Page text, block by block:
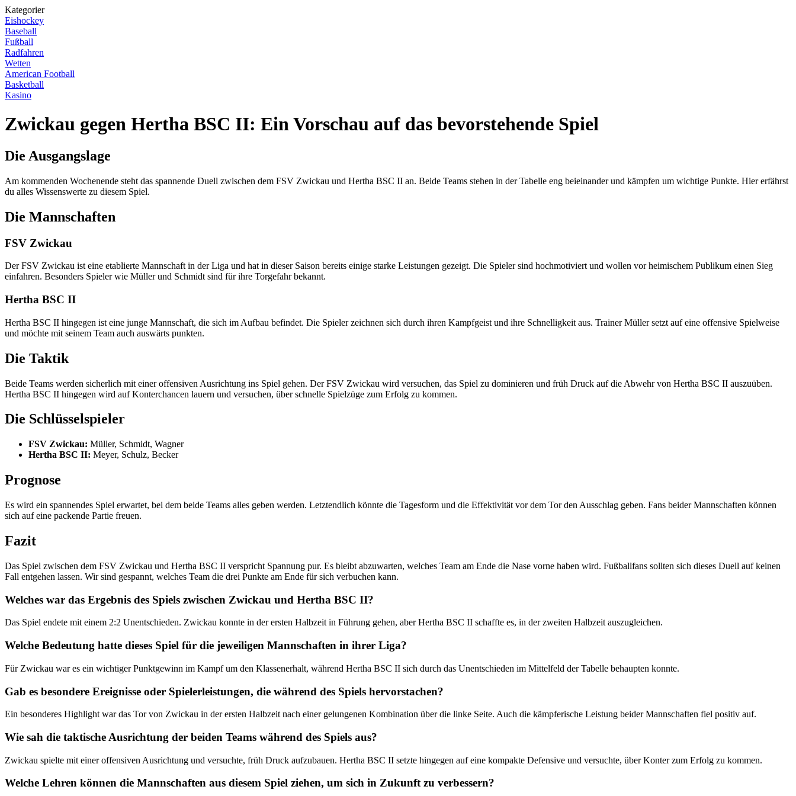
Kategorier
Eishockey
Baseball
Fußball
Radfahren
Wetten
American Football
Basketball
Kasino
Zwickau gegen Hertha BSC II: Ein Vorschau auf das bevorstehende Spiel
Die Ausgangslage
Am kommenden Wochenende steht das spannende Duell zwischen dem FSV Zwickau und Hertha BSC II an. Beide Teams stehen in der Tabelle eng beieinander und kämpfen um wichtige Punkte. Hier erfährst
du alles Wissenswerte zu diesem Spiel.
Die Mannschaften
FSV Zwickau
Der FSV Zwickau ist eine etablierte Mannschaft in der Liga und hat in dieser Saison bereits einige starke Leistungen gezeigt. Die Spieler sind hochmotiviert und wollen vor heimischem Publikum einen Sieg
einfahren. Besonders Spieler wie Müller und Schmidt sind für ihre Torgefahr bekannt.
Hertha BSC II
Hertha BSC II hingegen ist eine junge Mannschaft, die sich im Aufbau befindet. Die Spieler zeichnen sich durch ihren Kampfgeist und ihre Schnelligkeit aus. Trainer Müller setzt auf eine offensive Spielweise
und möchte mit seinem Team auch auswärts punkten.
Die Taktik
Beide Teams werden sicherlich mit einer offensiven Ausrichtung ins Spiel gehen. Der FSV Zwickau wird versuchen, das Spiel zu dominieren und früh Druck auf die Abwehr von Hertha BSC II auszuüben.
Hertha BSC II hingegen wird auf Konterchancen lauern und versuchen, über schnelle Spielzüge zum Erfolg zu kommen.
Die Schlüsselspieler
FSV Zwickau: Müller, Schmidt, Wagner
Hertha BSC II: Meyer, Schulz, Becker
Prognose
Es wird ein spannendes Spiel erwartet, bei dem beide Teams alles geben werden. Letztendlich könnte die Tagesform und die Effektivität vor dem Tor den Ausschlag geben. Fans beider Mannschaften können
sich auf eine packende Partie freuen.
Fazit
Das Spiel zwischen dem FSV Zwickau und Hertha BSC II verspricht Spannung pur. Es bleibt abzuwarten, welches Team am Ende die Nase vorne haben wird. Fußballfans sollten sich dieses Duell auf keinen
Fall entgehen lassen. Wir sind gespannt, welches Team die drei Punkte am Ende für sich verbuchen kann.
Welches war das Ergebnis des Spiels zwischen Zwickau und Hertha BSC II?
Das Spiel endete mit einem 2:2 Unentschieden. Zwickau konnte in der ersten Halbzeit in Führung gehen, aber Hertha BSC II schaffte es, in der zweiten Halbzeit auszugleichen.
Welche Bedeutung hatte dieses Spiel für die jeweiligen Mannschaften in ihrer Liga?
Für Zwickau war es ein wichtiger Punktgewinn im Kampf um den Klassenerhalt, während Hertha BSC II sich durch das Unentschieden im Mittelfeld der Tabelle behaupten konnte.
Gab es besondere Ereignisse oder Spielerleistungen, die während des Spiels hervorstachen?
Ein besonderes Highlight war das Tor von Zwickau in der ersten Halbzeit nach einer gelungenen Kombination über die linke Seite. Auch die kämpferische Leistung beider Mannschaften fiel positiv auf.
Wie sah die taktische Ausrichtung der beiden Teams während des Spiels aus?
Zwickau spielte mit einer offensiven Ausrichtung und versuchte, früh Druck aufzubauen. Hertha BSC II setzte hingegen auf eine kompakte Defensive und versuchte, über Konter zum Erfolg zu kommen.
Welche Lehren können die Mannschaften aus diesem Spiel ziehen, um sich in Zukunft zu verbessern?